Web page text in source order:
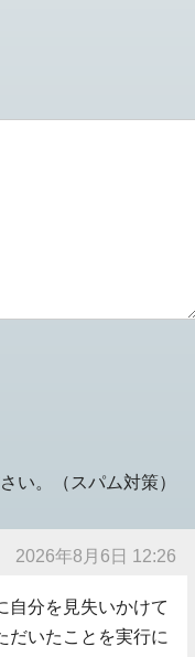
い。（スパム対策）
2026年8月6日 12:26
自分を見失いかけて
だいたことを実行に